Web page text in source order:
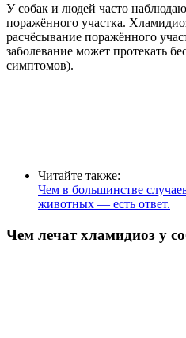
У собак и людей часто
поражённого участка.
расчёсывание поражённого
заболевание может протекать
симптомов).
Читайте также:
Чем в большинстве
животных — есть ответ.
Чем лечат хламидиоз у